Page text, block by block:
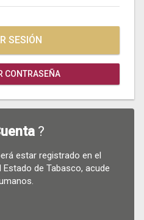
SESIÓN
CONTRASEÑA
?
estar registrado en el
de Tabasco, acude